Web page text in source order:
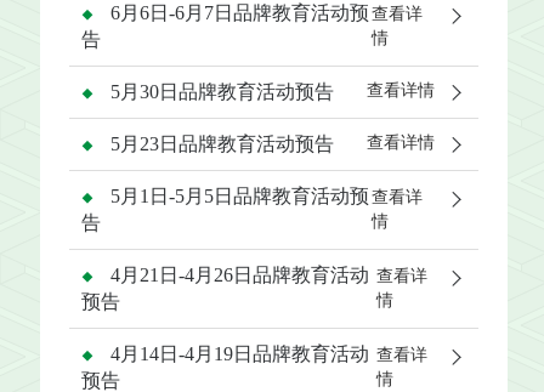
6月6日-6月7日品牌教育活动预
告
查看详
情
5月30日品牌教育活动预告 查看详情
5月23日品牌教育活动预告 查看详情
5月1日-5月5日品牌教育活动预
告
查看详
情
4月21日-4月26日品牌教育活动
预告
查看详
情
4月14日-4月19日品牌教育活动
预告
查看详
情